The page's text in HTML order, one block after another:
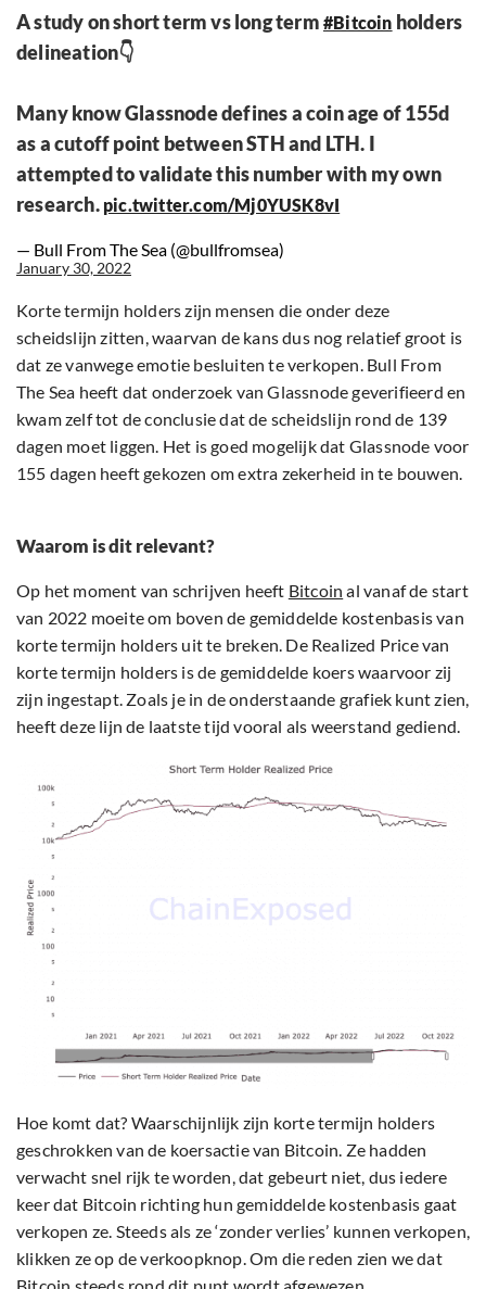
A study on short term vs long term #Bitcoin holders
delineation👇
Many know Glassnode defines a coin age of 155d
as a cutoff point between STH and LTH. I
attempted to validate this number with my own
research. pic.twitter.com/Mj0YUSK8vI
— Bull From The Sea (@bullfromsea)
January 30, 2022
Korte termijn holders zijn mensen die onder deze
scheidslijn zitten, waarvan de kans dus nog relatief groot is
dat ze vanwege emotie besluiten te verkopen. Bull From
The Sea heeft dat onderzoek van Glassnode geverifieerd en
kwam zelf tot de conclusie dat de scheidslijn rond de 139
dagen moet liggen. Het is goed mogelijk dat Glassnode voor
155 dagen heeft gekozen om extra zekerheid in te bouwen.
Waarom is dit relevant?
Op het moment van schrijven heeft Bitcoin al vanaf de start
van 2022 moeite om boven de gemiddelde kostenbasis van
korte termijn holders uit te breken. De Realized Price van
korte termijn holders is de gemiddelde koers waarvoor zij
zijn ingestapt. Zoals je in de onderstaande grafiek kunt zien,
heeft deze lijn de laatste tijd vooral als weerstand gediend.
Hoe komt dat? Waarschijnlijk zijn korte termijn holders
geschrokken van de koersactie van Bitcoin. Ze hadden
verwacht snel rijk te worden, dat gebeurt niet, dus iedere
keer dat Bitcoin richting hun gemiddelde kostenbasis gaat
verkopen ze. Steeds als ze ‘zonder verlies’ kunnen verkopen,
klikken ze op de verkoopknop. Om die reden zien we dat